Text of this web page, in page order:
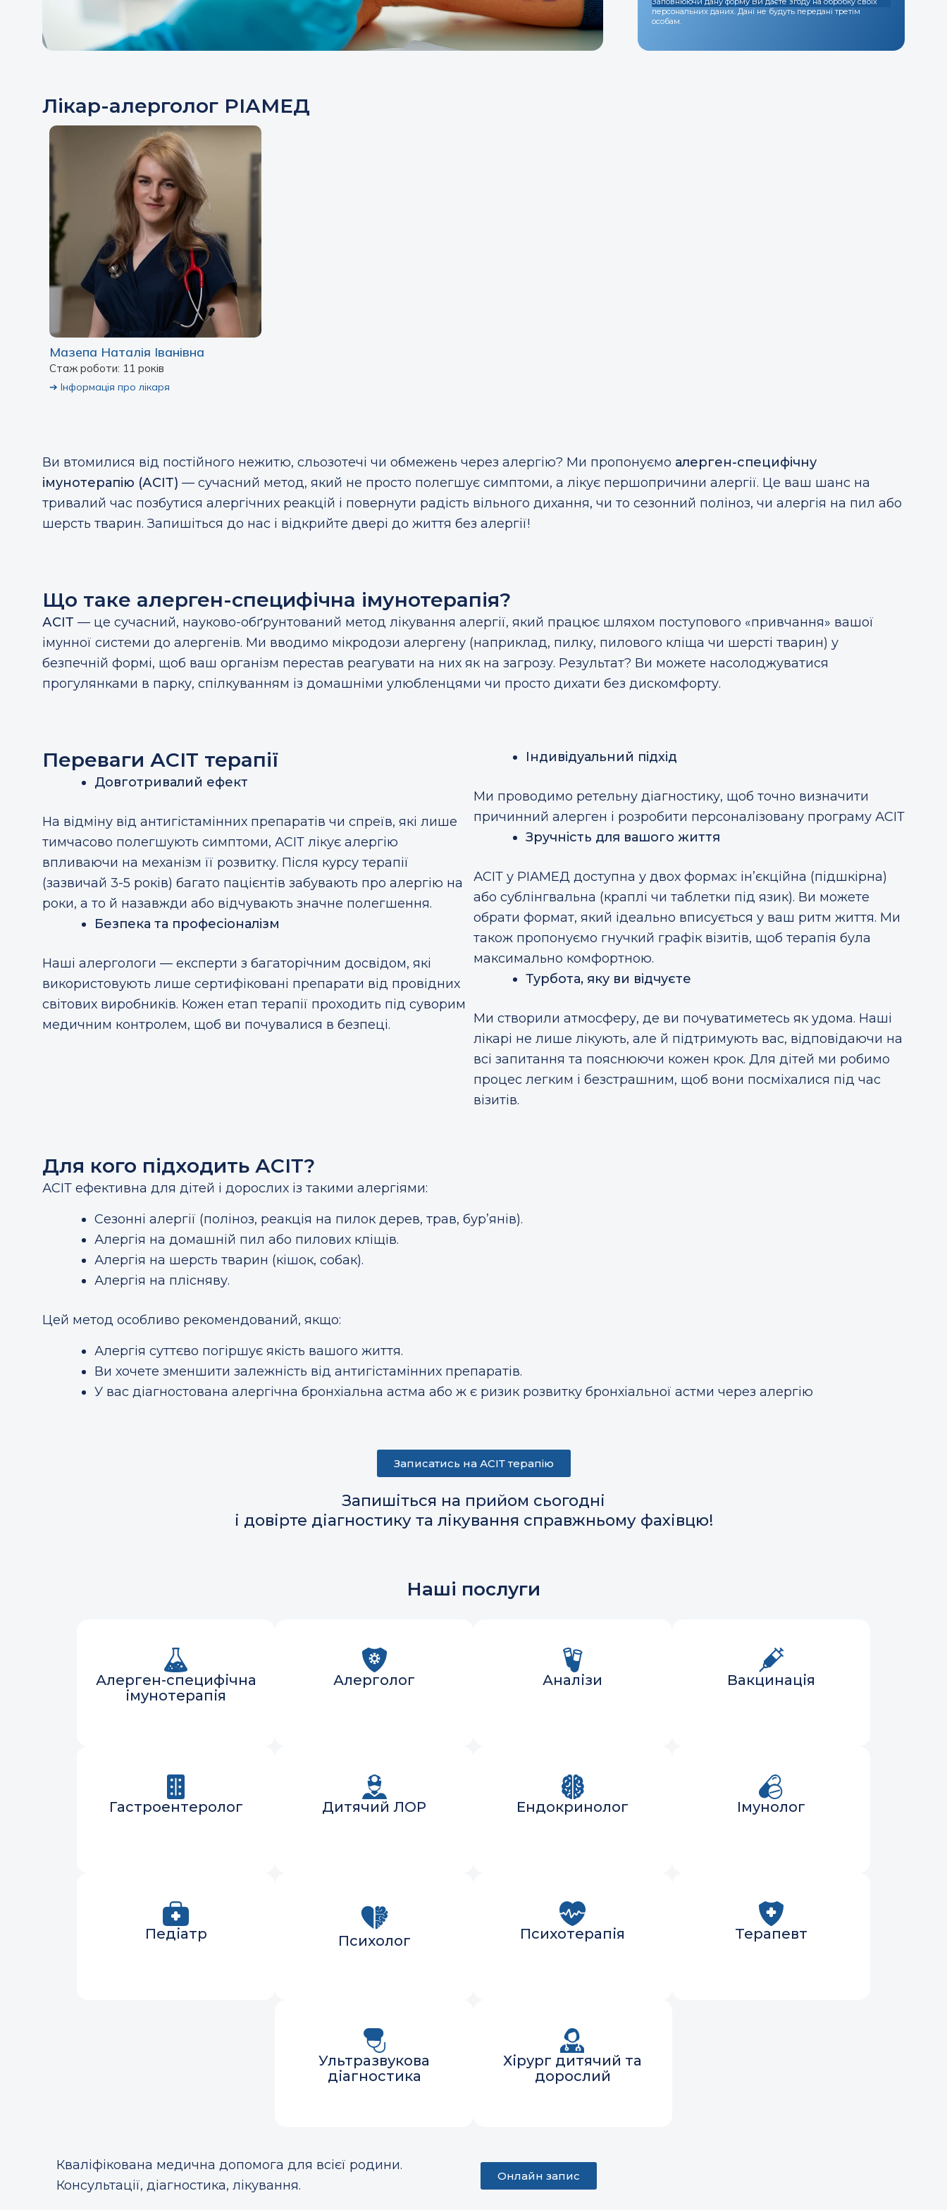
персональних даних. Дані не будуть передані третім
особам.
Лікар-алерголог РІАМЕД
Мазепа Наталія Іванівна
Стаж роботи: 11 років
➔ Інформація про лікаря
Ви втомилися від постійного нежитю, сльозотечі чи обмежень через алергію? Ми пропонуємо алерген-специфічну
імунотерапію (АСІТ) — сучасний метод, який не просто полегшує симптоми, а лікує першопричини алергії. Це ваш шанс на
тривалий час позбутися алергічних реакцій і повернути радість вільного дихання, чи то сезонний поліноз, чи алергія на пил або
шерсть тварин. Запишіться до нас і відкрийте двері до життя без алергії!
Що таке алерген-специфічна імунотерапія?
АСІТ — це сучасний, науково-обґрунтований метод лікування алергії, який працює шляхом поступового «привчання» вашої
імунної системи до алергенів. Ми вводимо мікродози алергену (наприклад, пилку, пилового кліща чи шерсті тварин) у
безпечній формі, щоб ваш організм перестав реагувати на них як на загрозу. Результат? Ви можете насолоджуватися
прогулянками в парку, спілкуванням із домашніми улюбленцями чи просто дихати без дискомфорту.
Переваги АСІТ терапії
Довготривалий ефект
На відміну від антигістамінних препаратів чи спреїв, які лише
тимчасово полегшують симптоми, АСІТ лікує алергію
впливаючи на механізм її розвитку. Після курсу терапії
(зазвичай 3-5 років) багато пацієнтів забувають про алергію на
роки, а то й назавжди або відчувають значне полегшення.
Безпека та професіоналізм
Наші алергологи — експерти з багаторічним досвідом, які
використовують лише сертифіковані препарати від провідних
світових виробників. Кожен етап терапії проходить під суворим
медичним контролем, щоб ви почувалися в безпеці.
Індивідуальний підхід
Ми проводимо ретельну діагностику, щоб точно визначити
причинний алерген і розробити персоналізовану програму АСІТ
Зручність для вашого життя
АСІТ у РІАМЕД доступна у двох формах: ін’єкційна (підшкірна)
або сублінгвальна (краплі чи таблетки під язик). Ви можете
обрати формат, який ідеально вписується у ваш ритм життя. Ми
також пропонуємо гнучкий графік візитів, щоб терапія була
максимально комфортною.
Турбота, яку ви відчуєте
Ми створили атмосферу, де ви почуватиметесь як удома. Наші
лікарі не лише лікують, але й підтримують вас, відповідаючи на
всі запитання та пояснюючи кожен крок. Для дітей ми робимо
процес легким і безстрашним, щоб вони посміхалися під час
візитів.
Для кого підходить АСІТ?
АСІТ ефективна для дітей і дорослих із такими алергіями:
Сезонні алергії (поліноз, реакція на пилок дерев, трав, бур’янів).
Алергія на домашній пил або пилових кліщів.
Алергія на шерсть тварин (кішок, собак).
Алергія на плісняву.
Цей метод особливо рекомендований, якщо:
Алергія суттєво погіршує якість вашого життя.
Ви хочете зменшити залежність від антигістамінних препаратів.
У вас діагностована алергічна бронхіальна астма або ж є ризик розвитку бронхіальної астми через алергію
Записатись на АСІТ терапію
Запишіться на прийом сьогодні
і довірте діагностику та лікування справжньому фахівцю!
Наші послуги
Алерген-специфічна
імунотерапія
Алерголог Аналізи Вакцинація
Гастроентеролог Дитячий ЛОР Ендокринолог Імунолог
Педіатр Психолог Психотерапія Терапевт
Ультразвукова
діагностика
Хірург дитячий та
дорослий
Кваліфікована медична допомога для всієї родини.
Консультації, діагностика, лікування.
Онлайн запис